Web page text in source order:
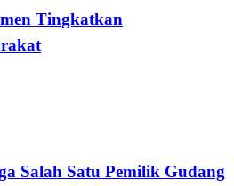
Tingkatkan
Salah Satu Pemilik Gudang